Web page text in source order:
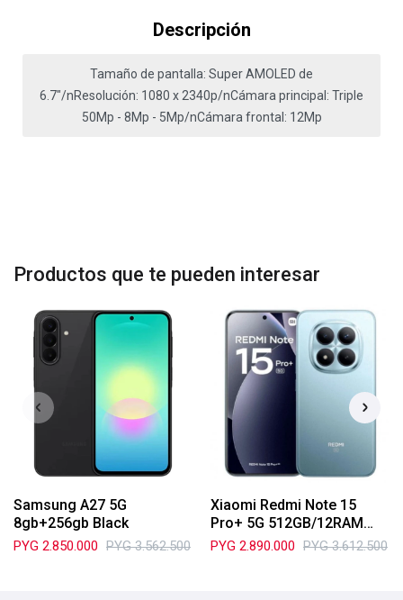
Descripción
Tamaño de pantalla: Super AMOLED de
6.7"/nResolución: 1080 x 2340p/nCámara principal: Triple
50Mp - 8Mp - 5Mp/nCámara frontal: 12Mp
Productos que te pueden interesar
Samsung A27 5G
8gb+256gb Black
PYG 2.850.000 PYG 3.562.500
Xiaomi Redmi Note 15
Pro+ 5G 512GB/12RAM
Blue
PYG 2.890.000 PYG 3.612.500